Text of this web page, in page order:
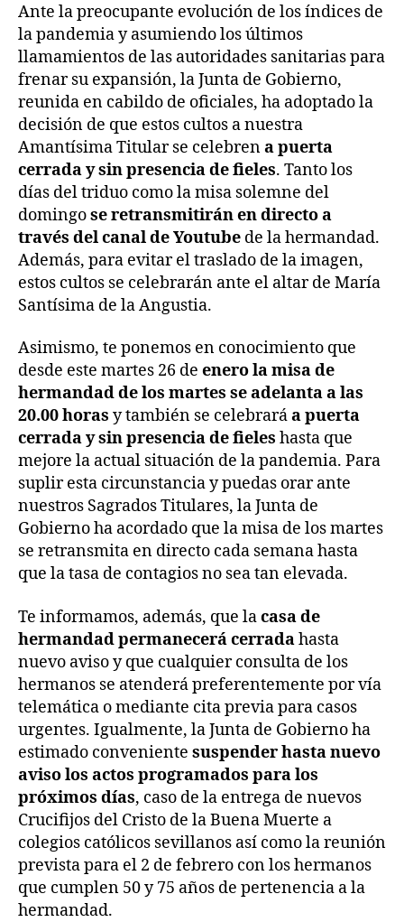
Ante la preocupante evolución de los índices de
la pandemia y asumiendo los últimos
llamamientos de las autoridades sanitarias para
frenar su expansión, la Junta de Gobierno,
reunida en cabildo de oficiales, ha adoptado la
decisión de que estos cultos a nuestra
Amantísima Titular se celebrena puerta
cerrada y sin presencia de fieles. Tanto los
días del triduo como la misa solemne del
domingose retransmitirán en directo a
través del canal de Youtube de la hermandad.
Además, para evitar el traslado de la imagen,
estos cultos se celebrarán ante el altar de María
Santísima de la Angustia.
Asimismo, te ponemos en conocimiento que
desde este martes 26 de enero la misa de
hermandad de los martes se adelanta a las
20.00 horas y también se celebraráa puerta
cerrada y sin presencia de fieles hasta que
mejore la actual situación de la pandemia. Para
suplir esta circunstancia y puedas orar ante
nuestros Sagrados Titulares, la Junta de
Gobierno ha acordado que la misa de los martes
se retransmita en directo cada semana hasta
que la tasa de contagios no sea tan elevada.
Te informamos, además, que lacasa de
hermandad permanecerá cerradahasta
nuevo aviso y que cualquier consulta de los
hermanos se atenderá preferentemente por vía
telemática o mediante cita previa para casos
urgentes. Igualmente, la Junta de Gobierno ha
estimado conveniente suspender hasta nuevo
aviso los actos programados para los
próximos días, caso de la entrega de nuevos
Crucifijos del Cristo de la Buena Muerte a
colegios católicos sevillanos así como la reunión
prevista para el 2 de febrero con los hermanos
que cumplen 50 y 75 años de pertenencia a la
hermandad.